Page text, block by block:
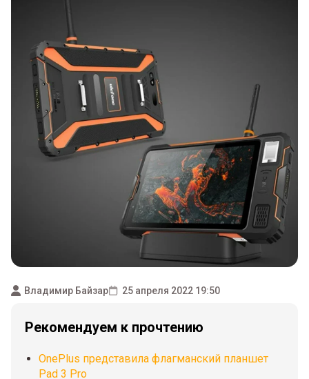
Владимир Байзар 25 апреля 2022 19:50
Рекомендуем к прочтению
OnePlus представила флагманский планшет
Pad 3 Pro